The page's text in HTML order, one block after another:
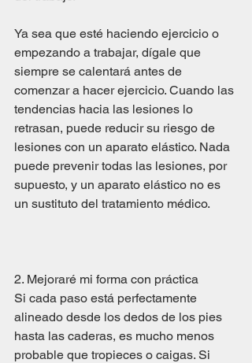
Ya sea que esté haciendo ejercicio o
empezando a trabajar, dígale que
siempre se calentará antes de
comenzar a hacer ejercicio. Cuando las
tendencias hacia las lesiones lo
retrasan, puede reducir su riesgo de
lesiones con un aparato elástico. Nada
puede prevenir todas las lesiones, por
supuesto, y un aparato elástico no es
un sustituto del tratamiento médico.
2. Mejoraré mi forma con práctica
Si cada paso está perfectamente
alineado desde los dedos de los pies
hasta las caderas, es mucho menos
probable que tropieces o caigas. Si